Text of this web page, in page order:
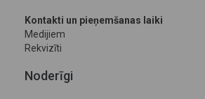
Kontakti un pieņemšanas laiki
Medijiem
Rekvizīti
Noderīgi